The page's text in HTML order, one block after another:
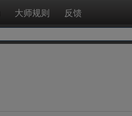
大师规则 反馈